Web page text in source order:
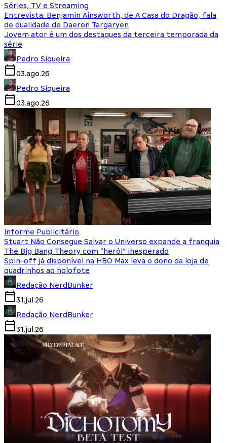
Séries, TV e Streaming
Entrevista: Benjamin Ainsworth, de A Casa do Dragão, fala
de dualidade de Daeron Targaryen
Jovem ator é um dos destaques da terceira temporada da
série
Pedro Siqueira
03.ago.26
Pedro Siqueira
03.ago.26
Informe Publicitário
Stuart Não Consegue Salvar o Universo expande a franquia
The Big Bang Theory com “herói” inesperado
Spin-off já disponível na HBO Max leva o dono da loja de
quadrinhos ao holofote
Redação NerdBunker
31.jul.26
Redação NerdBunker
31.jul.26